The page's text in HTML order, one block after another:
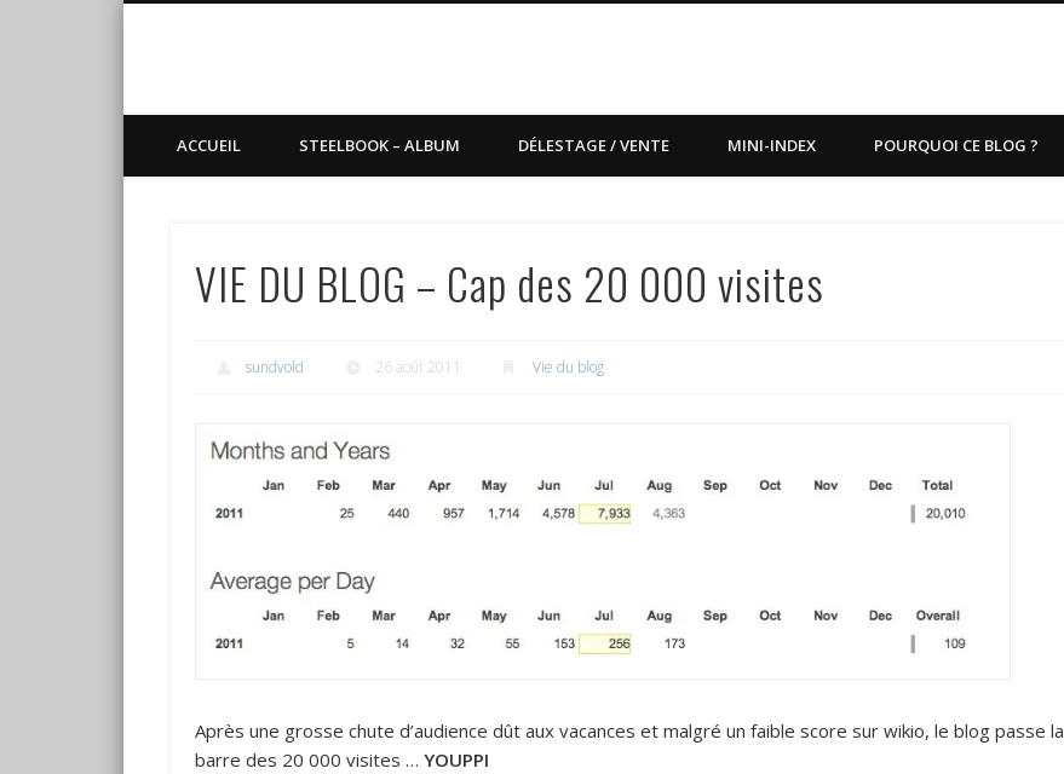
ACCUEIL STEELBOOK – ALBUM DÉLESTAGE / VENTE MINI-INDEX POURQUOI CE BLOG ?
VIE DU BLOG – Cap des 20 000 visites
sundvold 26 août 2011 Vie du blog
Après une grosse chute d’audience dût aux vacances et malgré un faible score sur wikio, le blog passe la
barre des 20 000 visites … YOUPPI